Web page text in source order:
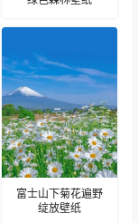
富士山下菊花遍野
绽放壁纸